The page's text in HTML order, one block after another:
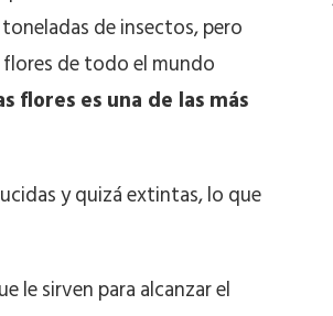
de insectos, pero
flores de todo el mundo
flores es una de las más
y quizá extintas, lo que
le sirven para alcanzar el